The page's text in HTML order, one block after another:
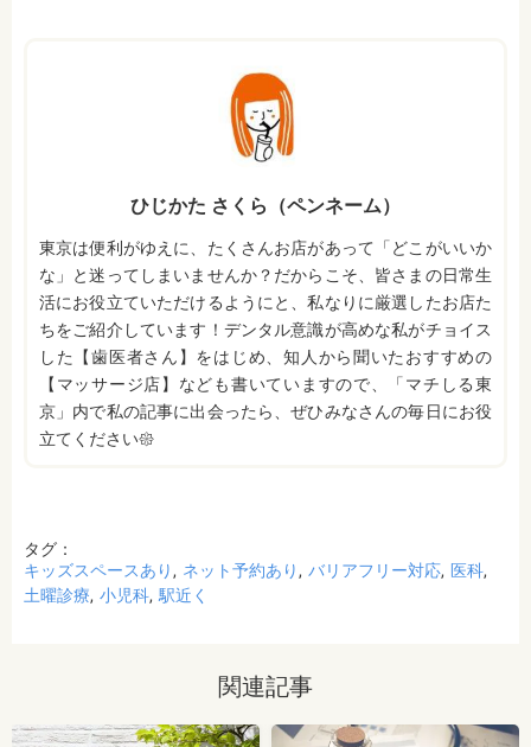
ひじかた さくら（ペンネーム）
東京は便利がゆえに、たくさんお店があって「どこがいいか
な」と迷ってしまいませんか？だからこそ、皆さまの日常生
活にお役立ていただけるようにと、私なりに厳選したお店た
ちをご紹介しています！デンタル意識が高めな私がチョイス
した【歯医者さん】をはじめ、知人から聞いたおすすめの
【マッサージ店】なども書いていますので、「マチしる東
京」内で私の記事に出会ったら、ぜひみなさんの毎日にお役
立てください𑁍
タグ：
キッズスペースあり
ネット予約あり バリアフリー対応
医科
土曜診療 小児科 駅近く
関連記事